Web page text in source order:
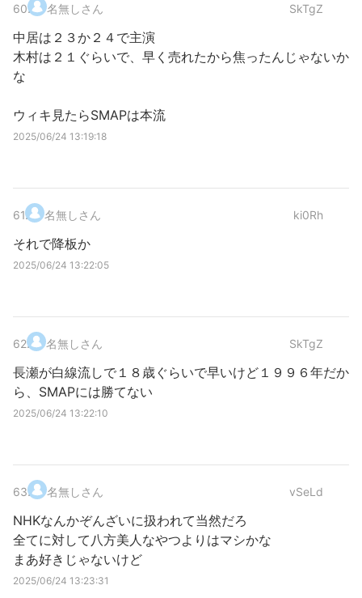
60. 名無しさん SkTgZ
中居は２３か２４で主演
木村は２１ぐらいで、早く売れたから焦ったんじゃないか
な
ウィキ見たらSMAPは本流
2025/06/24 13:19:18
61. 名無しさん ki0Rh
それで降板か
2025/06/24 13:22:05
62. 名無しさん SkTgZ
長瀬が白線流しで１８歳ぐらいで早いけど１９９６年だか
ら、SMAPには勝てない
2025/06/24 13:22:10
63. 名無しさん vSeLd
NHKなんかぞんざいに扱われて当然だろ
全てに対して八方美人なやつよりはマシかな
まあ好きじゃないけど
2025/06/24 13:23:31